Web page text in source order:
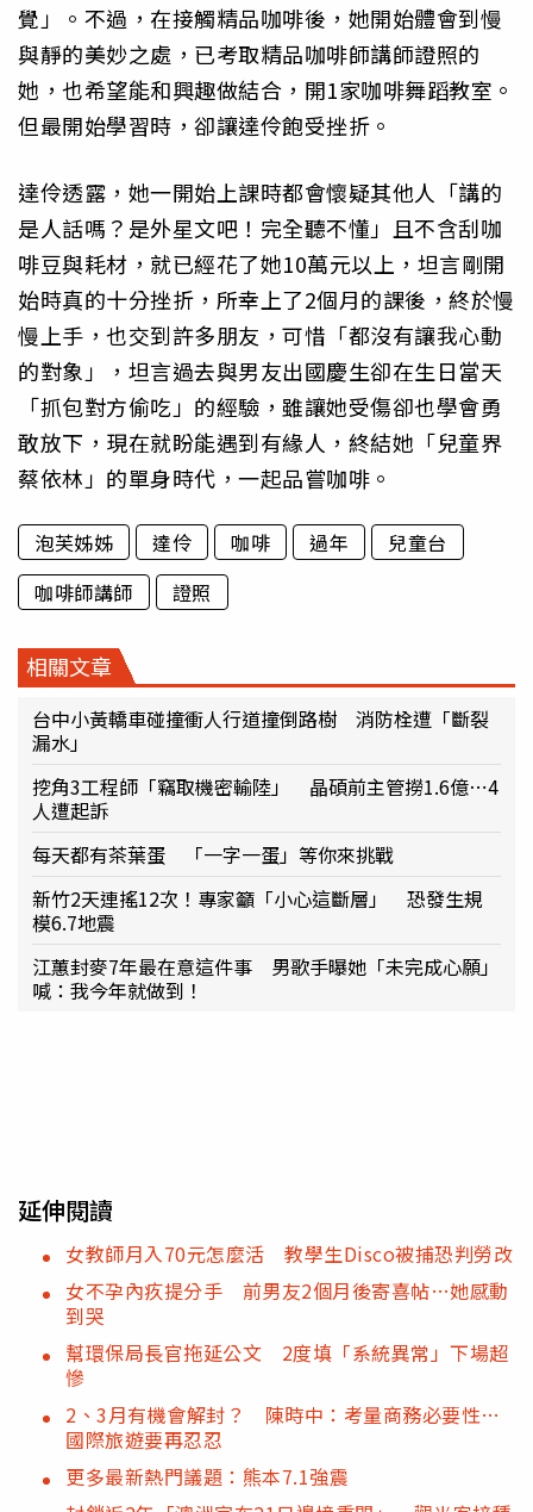
覺」。不過，在接觸精品咖啡後，她開始體會到慢
與靜的美妙之處，已考取精品咖啡師講師證照的
她，也希望能和興趣做結合，開1家咖啡舞蹈教室。
但最開始學習時，卻讓達伶飽受挫折。
達伶透露，她一開始上課時都會懷疑其他人「講的
是人話嗎？是外星文吧！完全聽不懂」且不含刮咖
啡豆與耗材，就已經花了她10萬元以上，坦言剛開
始時真的十分挫折，所幸上了2個月的課後，終於慢
慢上手，也交到許多朋友，可惜「都沒有讓我心動
的對象」，坦言過去與男友出國慶生卻在生日當天
「抓包對方偷吃」的經驗，雖讓她受傷卻也學會勇
敢放下，現在就盼能遇到有緣人，終結她「兒童界
蔡依林」的單身時代，一起品嘗咖啡。
泡芙姊姊 達伶 咖啡 過年
兒童台
咖啡師講師
證照
相關文章
台中小黃轎車碰撞衝人行道撞倒路樹 消防栓遭「斷裂
漏水」
挖角3工程師「竊取機密輸陸」 晶碩前主管撈1.6億⋯4
人遭起訴
每天都有茶葉蛋 「一字一蛋」等你來挑戰
新竹2天連搖12次！專家籲「小心這斷層」 恐發生規
模6.7地震
江蕙封麥7年最在意這件事 男歌手曝她「未完成心願」
喊：我今年就做到！
延伸閱讀
女教師月入70元怎麼活 教學生Disco被捕恐判勞改
女不孕內疚提分手 前男友2個月後寄喜帖…她感動
到哭
幫環保局長官拖延公文 2度填「系統異常」下場超
慘
2、3月有機會解封？ 陳時中：考量商務必要性…
國際旅遊要再忍忍
更多最新熱門議題：熊本7.1強震